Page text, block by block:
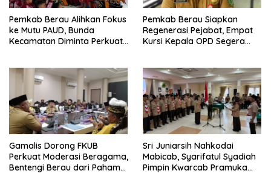
Pemkab Berau Alihkan Fokus
ke Mutu PAUD, Bunda
Kecamatan Diminta Perkuat
Pemkab Berau Siapkan
Regenerasi Pejabat, Empat
Kursi Kepala OPD Segera
Gamalis Dorong FKUB
Perkuat Moderasi Beragama,
Bentengi Berau dari Paham
Sri Juniarsih Nahkodai
Mabicab, Syarifatul Syadiah
Pimpin Kwarcab Pramuka